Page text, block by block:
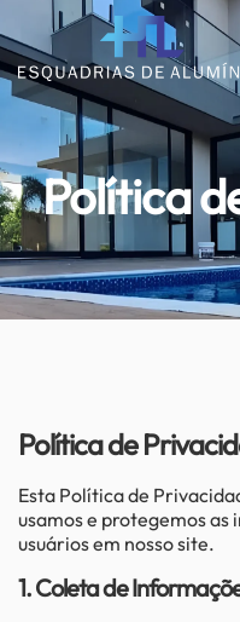
Política
Política de
Esta Política de
usamos e protegemos
usuários em nosso site.
1. Coleta de